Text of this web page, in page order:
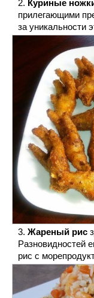
Куриные
прилегающими
за уникальности
Жареный рис
Разновидностей
рис с